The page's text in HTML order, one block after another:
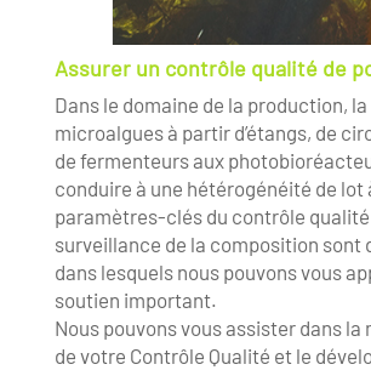
Assurer un contrôle qualité de
Dans le domaine de la production,
microalgues à partir d’étangs, de
de fermenteurs aux
conduire à une hétérogénéité de lot
paramètres-clés du contrôle
surveillance de la composition sont
dans lesquels nous pouvons vous
soutien important.
Nous pouvons vous assister dans la
de votre Contrôle Qualité et le